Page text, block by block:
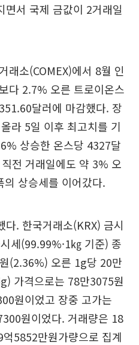
면서 국제 금값이 2거래일
래소(COMEX)에서 8월 인
다 2.7% 오른 트로이온스
달러에 마감했다. 장
라 5일 이후 최고치를 기
상승한 온스당 4327달
전 거래일에도 약 3% 오
상승세를 이어갔다.
. 한국거래소(KRX) 금시
세(99.99%·1㎏ 기준) 종
(2.36%) 오른 1g당 20만
가격으로는 78만3075원
원이었고 장중 고가는
원이었다. 거래량은 18
5852만원가량으로 집계